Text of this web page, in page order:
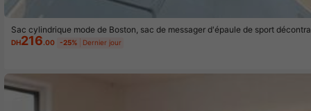
Sac cylindrique mode de Boston, sac de messager d'épaule de sport
e de grande capacité avec options de couleurs multiples, sangle réglable
DH216.00 -25% Dernier jour